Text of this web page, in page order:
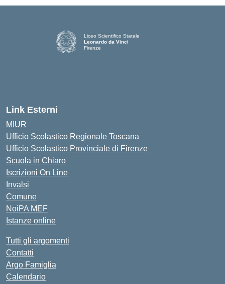
Liceo Scientifico Statale
Leonardo da Vinci
Firenze
Link Esterni
MIUR
Ufficio Scolastico Regionale Toscana
Ufficio Scolastico Provinciale di Firenze
Scuola in Chiaro
Iscrizioni On Line
Invalsi
Comune
NoiPA MEF
Istanze online
Tutti gli argomenti
Contatti
Argo Famiglia
Calendario